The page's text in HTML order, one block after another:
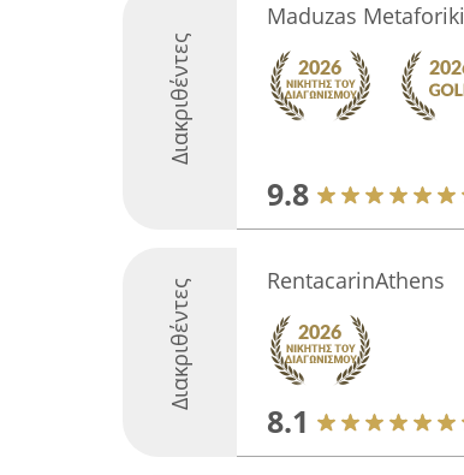
Διακριθέντες
Maduzas Metaforiki
9.8
Διακριθέντες RentacarinAthens
8.1